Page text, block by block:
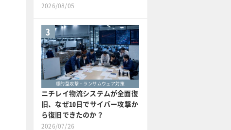
2026/08/05
3
標的型攻撃・ランサムウェア対策
ニチレイ物流システムが全面復
旧、なぜ10日でサイバー攻撃か
ら復旧できたのか？
2026/07/26